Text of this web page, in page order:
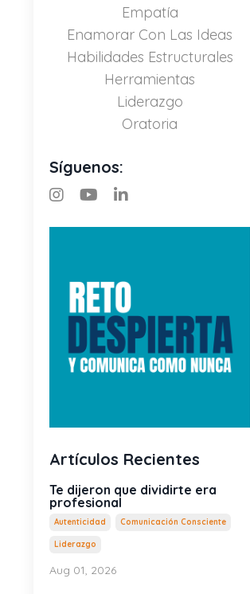
Empatía
Enamorar Con Las Ideas
Habilidades Estructurales
Herramientas
Liderazgo
Oratoria
Síguenos:
Artículos Recientes
Te dijeron que dividirte era
profesional
Autenticidad Comunicación Consciente
Liderazgo
Aug 01, 2026